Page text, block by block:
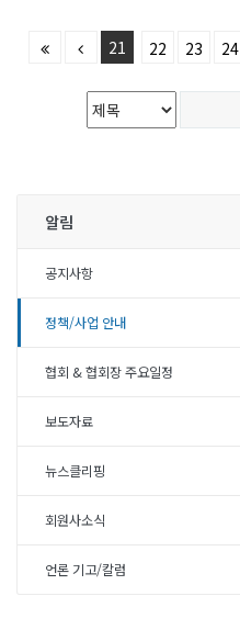
21 22 23 24
알림
공지사항
정책/사업 안내
협회 & 협회장 주요일정
보도자료
뉴스클리핑
회원사소식
언론 기고/칼럼